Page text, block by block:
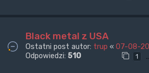
Black metal z USA
Ostatni post autor: trup « 07-08-
Odpowiedzi: 510 1